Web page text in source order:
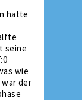
hatte
seine
wie
der